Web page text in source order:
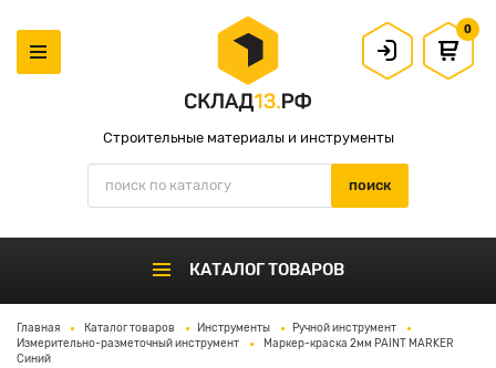
Строительные материалы и инструменты
0
КАТАЛОГ ТОВАРОВ
Главная Каталог товаров Инструменты
Ручной инструмент
Измерительно-разметочный инструмент
Маркер-краска 2мм PAINT MARKER
Синий